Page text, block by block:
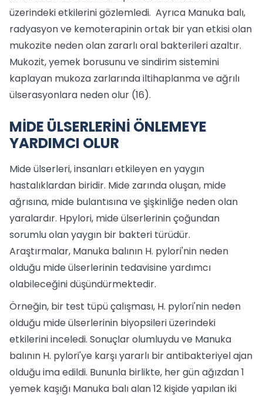
üzerindeki etkilerini gözlemledi. Ayrıca Manuka balı,
radyasyon ve kemoterapinin ortak bir yan etkisi olan
mukozite neden olan zararlı oral bakterileri azaltır.
Mukozit, yemek borusunu ve sindirim sistemini
kaplayan mukoza zarlarında iltihaplanma ve ağrılı
ülserasyonlara neden olur (16).
MİDE ÜLSERLERİNİ ÖNLEMEYE
YARDIMCI OLUR
Mide ülserleri, insanları etkileyen en yaygın
hastalıklardan biridir. Mide zarında oluşan, mide
ağrısına, mide bulantısına ve şişkinliğe neden olan
yaralardır. Hpylori, mide ülserlerinin çoğundan
sorumlu olan yaygın bir bakteri türüdür.
Araştırmalar, Manuka balının H. pylori'nin neden
olduğu mide ülserlerinin tedavisine yardımcı
olabileceğini düşündürmektedir.
Örneğin, bir test tüpü çalışması, H. pylori'nin neden
olduğu mide ülserlerinin biyopsileri üzerindeki
etkilerini inceledi. Sonuçlar olumluydu ve Manuka
balının H. pylori'ye karşı yararlı bir antibakteriyel ajan
olduğu ima edildi. Bununla birlikte, her gün ağızdan 1
yemek kaşığı Manuka balı alan 12 kişide yapılan iki